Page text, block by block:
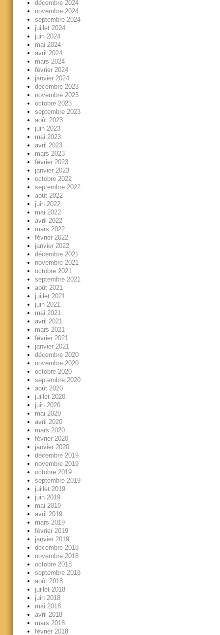
décembre 2024
novembre 2024
septembre 2024
juillet 2024
juin 2024
mai 2024
avril 2024
mars 2024
février 2024
janvier 2024
décembre 2023
novembre 2023
octobre 2023
septembre 2023
août 2023
juin 2023
mai 2023
avril 2023
mars 2023
février 2023
janvier 2023
octobre 2022
septembre 2022
août 2022
juin 2022
mai 2022
avril 2022
mars 2022
février 2022
janvier 2022
décembre 2021
novembre 2021
octobre 2021
septembre 2021
août 2021
juillet 2021
juin 2021
mai 2021
avril 2021
mars 2021
février 2021
janvier 2021
décembre 2020
novembre 2020
octobre 2020
septembre 2020
août 2020
juillet 2020
juin 2020
mai 2020
avril 2020
mars 2020
février 2020
janvier 2020
décembre 2019
novembre 2019
octobre 2019
septembre 2019
juillet 2019
juin 2019
mai 2019
avril 2019
mars 2019
février 2019
janvier 2019
décembre 2018
novembre 2018
octobre 2018
septembre 2018
août 2018
juillet 2018
juin 2018
mai 2018
avril 2018
mars 2018
février 2018